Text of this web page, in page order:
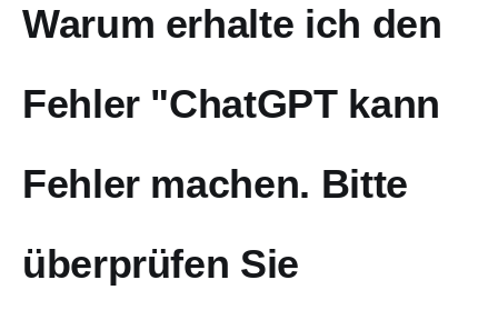
Warum erhalte ich den
Fehler "ChatGPT kann
Fehler machen. Bitte
überprüfen Sie